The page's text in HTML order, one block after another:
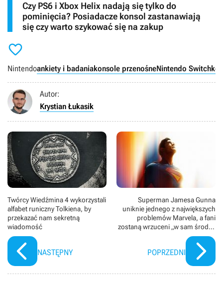
Czy PS6 i Xbox Helix nadają się tylko do
pominięcia? Posiadacze konsol zastanawiają
się czy warto szykować się na zakup

Nintendoankiety i badaniakonsole przenośneNintendo Switch
Autor:
Krystian Łukasik
Twórcy Wiedźmina 4 wykorzystali
alfabet runiczny Tolkiena, by
przekazać nam sekretną
wiadomość
NASTĘPNY
Superman Jamesa Gunna
uniknie jednego z największych
problemów Marvela, a fani
zostaną wrzuceni „w sam środek
akcji”. Reżyser o szczegółach
oczekiwanej produkcji DC
POPRZEDNI